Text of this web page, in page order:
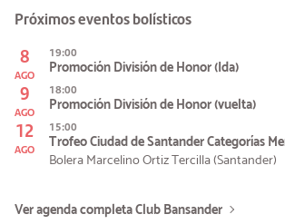
Próximos eventos bolísticos
8
AGO
19:00
Promoción División de Honor (Ida)
9
AGO
18:00
Promoción División de Honor (vuelta)
12
AGO
15:00
Trofeo Ciudad de Santander Categorías
Bolera Marcelino Ortiz Tercilla (Santander)
Ver agenda completa Club Bansander